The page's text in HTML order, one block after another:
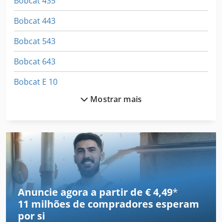
aprox. 600 h * Design muito compacto * Pronto para uso
imediato Visitação mediante agendamento prévio.
Bobcat 443
Bobcat 543
Bobcat 643
Bobcat E 10
Bobcat E 26
Bobcat E 45
Bobcat E10E
Bobcat E10Z
Mostrar mais
Anuncie agora a partir de € 4,49*
11 milhões de compradores esperam
por si